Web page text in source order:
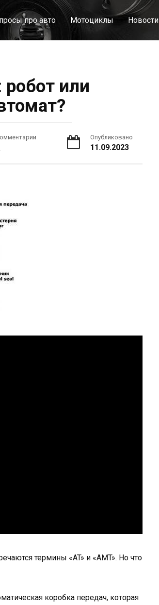
про авто Мотоциклы Новости
или
Опубликовано
11.09.2023
термины «AT» и «AMT». Но что
коробка передач, которая